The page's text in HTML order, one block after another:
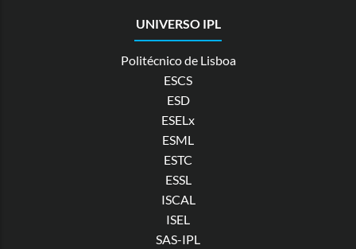
UNIVERSO IPL
Politécnico de Lisboa
ESCS
ESD
ESELx
ESML
ESTC
ESSL
ISCAL
ISEL
SAS-IPL